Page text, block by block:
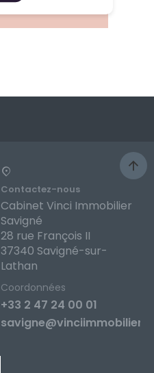
Contactez-nous
Cabinet Vinci Immobilier
Savigné
28 rue François II
37340 Savigné-sur-
Lathan
Coordonnées
+33 2 47 24 00 01
savigne@vinciimmobilier.fr